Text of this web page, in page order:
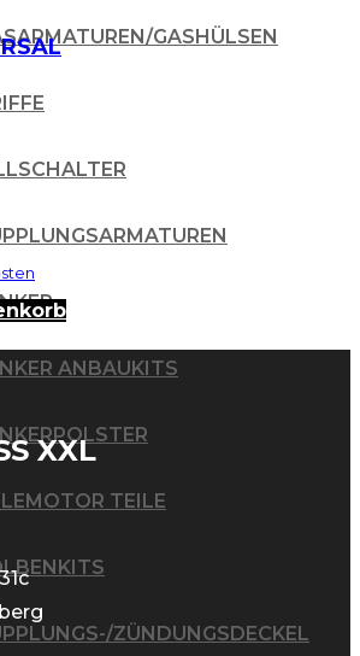
GASHÜLSEN
ANBAUKITS
MOTOR TEILE
ZÜNDUNGSDECKEL
KX-
XXL